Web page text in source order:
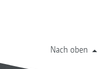
Nach oben